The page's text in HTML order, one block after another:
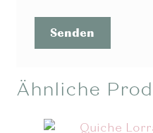
Ähnliche